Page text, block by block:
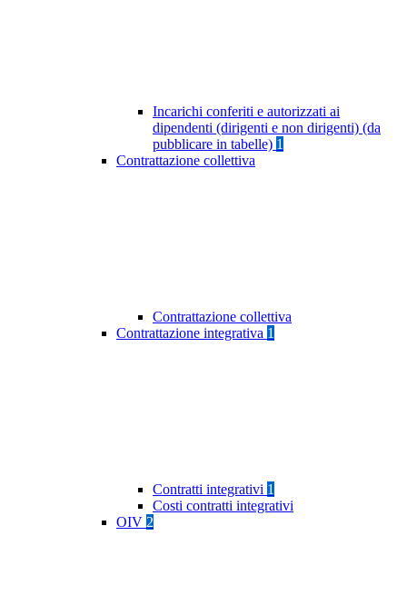
Incarichi conferiti e autorizzati ai
dipendenti (dirigenti e non dirigenti) (da
pubblicare in tabelle) 1
Contrattazione collettiva
Contrattazione collettiva
Contrattazione integrativa 1
Contratti integrativi 1
Costi contratti integrativi
OIV 2